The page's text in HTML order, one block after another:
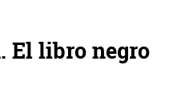
El libro negro